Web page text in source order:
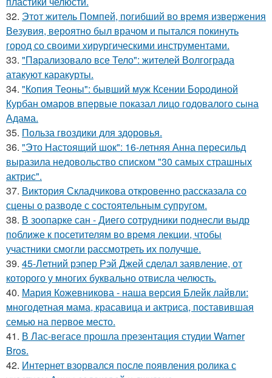
32. Этот житель Помпей, погибший во время извержения
Везувия, вероятно был врачом и пытался покинуть
город со своими хирургическими инструментами.
33. "Пapализовало все Тело": жителей Волгограда
атакуют каракурты.
34. "Копия Теоны": бывший муж Ксении Бородиной
Курбан омаров впервые показал лицо годовалого сына
Адама.
35. Польза гвоздики для здоровья.
36. "Это Настоящий шок": 16-летняя Анна пересильд
выразила недовольство списком "30 самых страшных
актрис".
37. Виктория Складчикова откровенно рассказала со
сцены о разводе с состоятельным супругом.
38. В зоопарке сан - Диего сотрудники поднесли выдр
поближе к посетителям во время лекции, чтобы
участники смогли рассмотреть их получше.
39. 45-Летний рэпер Рэй Джей сделал заявление, от
которого у многих буквально отвисла челюсть.
40. Мария Кожевникова - наша версия Блейк лайвли:
многодетная мама, красавица и актриса, поставившая
семью на первое место.
41. В Лас-вегасе прошла презентация студии Warner
Bros.
42. Интернет взорвался после появления ролика с